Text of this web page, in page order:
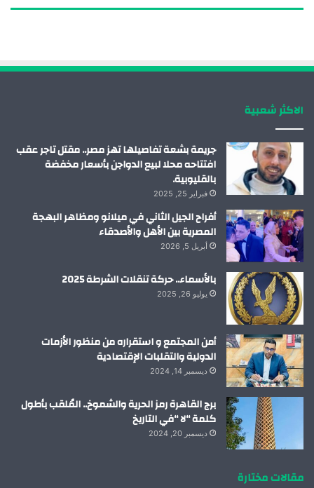
الاكثر شعبية
جريمة بشعة تفاصيلها تهز مصر.. مقتل تاجر عقب
افتتاحه محلا لبيع الدواجن بأسعار مخفضة
بالقليوبية.
فبراير 25, 2025
أفراح الجيل الثاني في ميلانو ومظاهر البهجة
المصرية بين الأهل والأصدقاء
أبريل 5, 2026
بالأسماء.. حركة تنقلات الشرطة 2025
يوليو 26, 2025
أمن المجتمع و استقراره من منظور الأزمات
الدولية والتقلبات الإقتصادية
ديسمبر 14, 2024
برج القاهرة رمز الحرية والشموخ.. المُلقب بأطول
كلمة “لا “في التاريخ
ديسمبر 20, 2024
مقالات مختارة